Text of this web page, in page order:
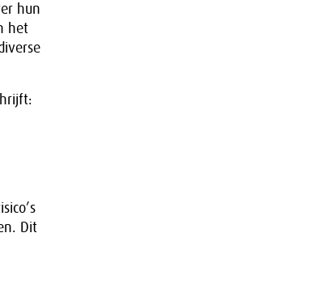
hun
het
Dit